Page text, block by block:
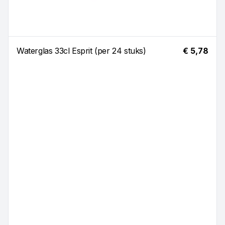
Waterglas 33cl Esprit (per 24 stuks) € 5,78